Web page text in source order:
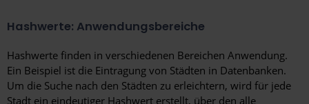
Hashwerte: Anwendungsbereiche
Hashwerte finden in verschiedenen Bereichen Anwendung.
Ein Beispiel ist die Eintragung von Städten in Datenbanken.
Um die Suche nach den Städten zu erleichtern, wird für jede
Stadt ein eindeutiger Hashwert erstellt, über den alle